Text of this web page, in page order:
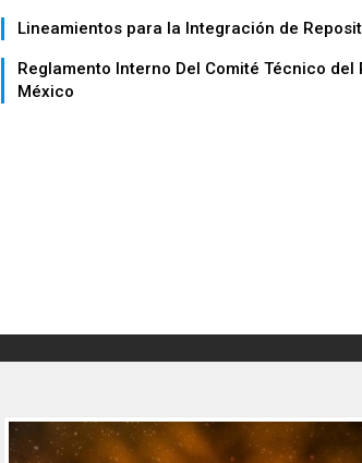
Lineamientos para la Integración de
Reglamento Interno Del Comité Técnico
México